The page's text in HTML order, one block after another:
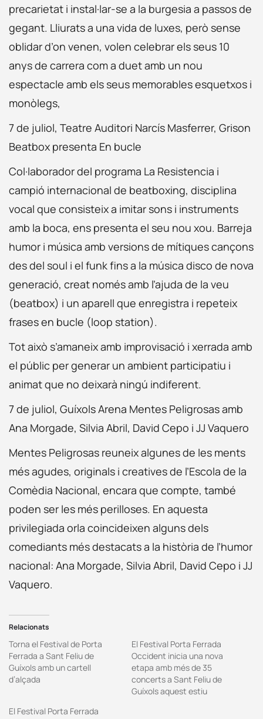
precarietat i instal·lar-se a la burgesia a passos de
gegant. Lliurats a una vida de luxes, però sense
oblidar d’on venen, volen celebrar els seus 10
anys de carrera com a duet amb un nou
espectacle amb els seus memorables esquetxos i
monòlegs,
7 de juliol, Teatre Auditori Narcís Masferrer, Grison
Beatbox presenta En bucle
Col·laborador del programa La Resistencia i
campió internacional de beatboxing, disciplina
vocal que consisteix a imitar sons i instruments
amb la boca, ens presenta el seu nou xou. Barreja
humor i música amb versions de mítiques cançons
des del soul i el funk fins a la música disco de nova
generació, creat només amb l’ajuda de la veu
(beatbox) i un aparell que enregistra i repeteix
frases en bucle (loop station).
Tot això s’amaneix amb improvisació i xerrada amb
el públic per generar un ambient participatiu i
animat que no deixarà ningú indiferent.
7 de juliol, Guíxols Arena Mentes Peligrosas amb
Ana Morgade, Silvia Abril, David Cepo i JJ Vaquero
Mentes Peligrosas reuneix algunes de les ments
més agudes, originals i creatives de l’Escola de la
Comèdia Nacional, encara que compte, també
poden ser les més perilloses. En aquesta
privilegiada orla coincideixen alguns dels
comediants més destacats a la història de l’humor
nacional: Ana Morgade, Silvia Abril, David Cepo i JJ
Vaquero.
Relacionats
Torna el Festival de Porta
Ferrada a Sant Feliu de
Guíxols amb un cartell
d’alçada
El Festival Porta Ferrada
Occident inicia una nova
etapa amb més de 35
concerts a Sant Feliu de
Guíxols aquest estiu
El Festival Porta Ferrada